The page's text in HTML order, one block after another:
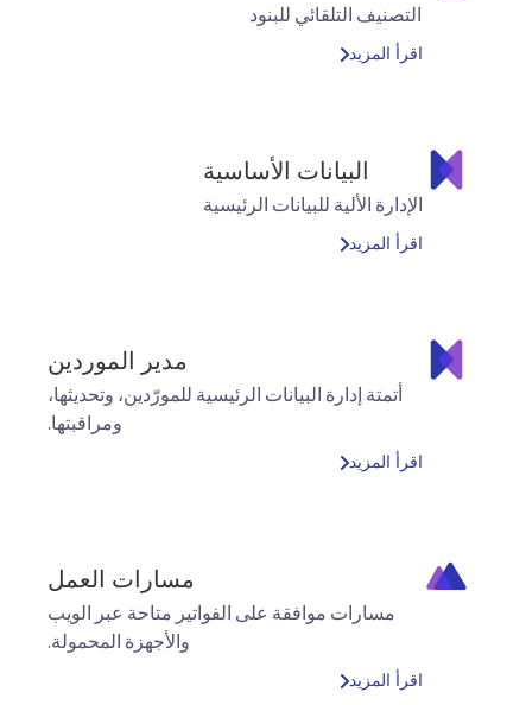
التصنيف التلقائي للبنود
اقرأ المزيد
البيانات الأساسية
الإدارة الألية للبيانات الرئيسية
اقرأ المزيد
مدير الموردين
أتمتة إدارة البيانات الرئيسية للمورّدين، وتحديثها،
ومراقبتها.
اقرأ المزيد
مسارات العمل
مسارات موافقة على الفواتير متاحة عبر الويب
والأجهزة المحمولة.
اقرأ المزيد